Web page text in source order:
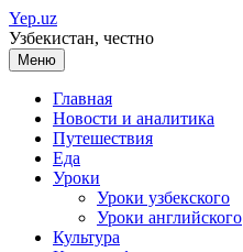
Перейти
к
содержимому
Yep.uz
Узбекистан, честно
Меню
Главная
Новости и аналитика
Путешествия
Еда
Уроки
Уроки узбекского
Уроки английского
Культура